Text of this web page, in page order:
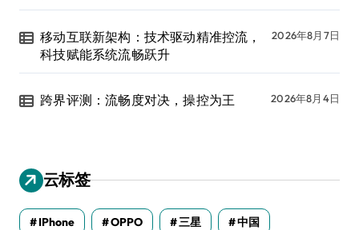
移动互联新架构：技术驱动精准控流，
科技赋能系统流畅跃升
2026年8月7日
跨界评测：流畅度对决，操控为王 2026年8月4日
云标签
IPhone OPPO 三星 中国